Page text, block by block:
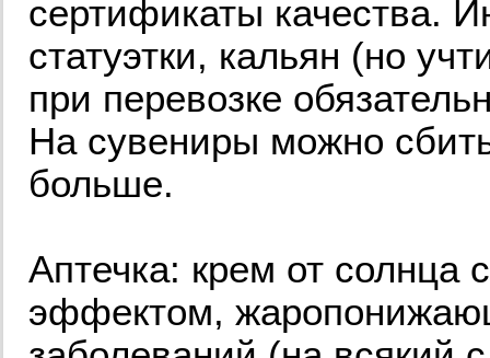
сертификаты качества.
статуэтки, кальян (но
при перевозке
На сувениры можно
больше.
Аптечка: крем от
эффектом,